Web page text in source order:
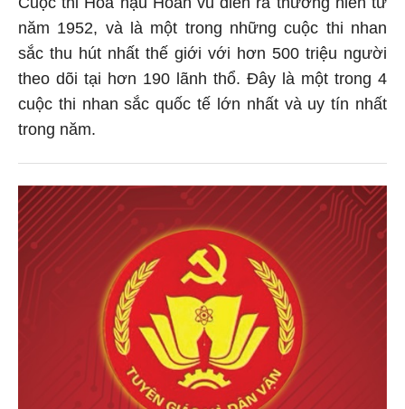
năm 1952, và là một trong những cuộc thi nhan
sắc thu hút nhất thế giới với hơn 500 triệu người
theo dõi tại hơn 190 lãnh thổ. Đây là một trong 4
cuộc thi nhan sắc quốc tế lớn nhất và uy tín nhất
trong năm.